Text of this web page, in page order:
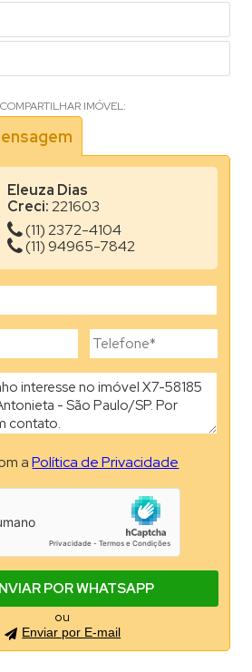
COMPARTILHAR IMÓVEL:
Eleuza Dias
Creci:221603
(11) 2372-4104
(11) 94965-7842
aPolítica de Privacidade
POR WHATSAPP
ou
Enviar por E-mail